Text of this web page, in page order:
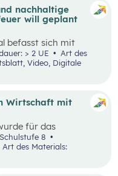
Teamarbeit
zu stärken
Skills zu schulen.
nachhaltige
will geplant
befasst sich mit
Herkunft von
für eine
mit dem Umgang
bereitgestellten
Video
> 2 UE
Art des
Video, Digitale
Wirtschaft mit
für das
für den
für
Wirtschaft
lernen steht dabei
Schulstufe 6, Schulstufe 7, Schulstufe 8